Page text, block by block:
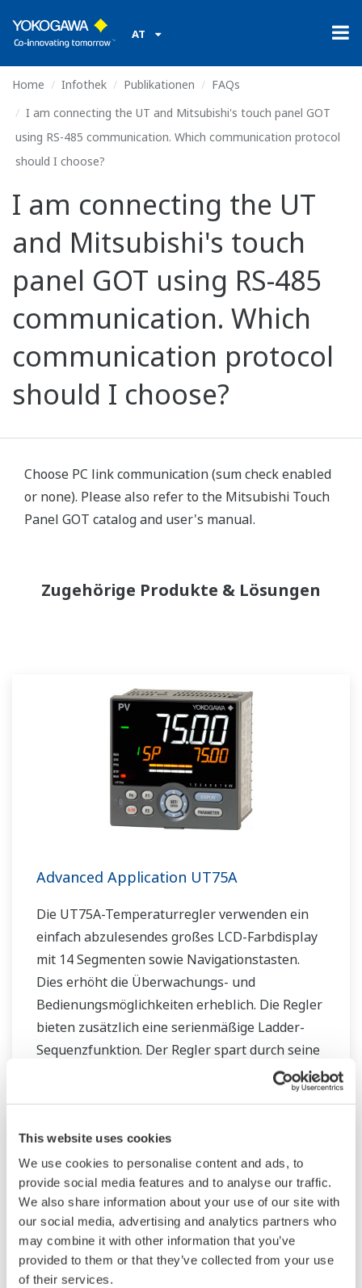
This website uses cookies
We use cookies to personalise content and ads, to
provide social media features and to analyse our traffic.
We also share information about your use of our site with
our social media, advertising and analytics partners who
may combine it with other information that you’ve
provided to them or that they’ve collected from your use
of their services.
AT
Home Infothek Publikationen
FAQs
I am connecting the UT and Mitsubishi's touch panel GOT
using RS-485 communication. Which communication protocol
should I choose?
I am connecting the UT
and Mitsubishi's touch
panel GOT using RS-485
communication. Which
communication protocol
should I choose?
Choose PC link communication (sum check enabled
or none). Please also refer to the Mitsubishi Touch
Panel GOT catalog and user's manual.
Zugehörige Produkte & Lösungen
Advanced Application UT75A
Die UT75A-Temperaturregler verwenden ein
einfach abzulesendes großes LCD-Farbdisplay
mit 14 Segmenten sowie Navigationstasten.
Dies erhöht die Überwachungs- und
Bedienungsmöglichkeiten erheblich. Die Regler
bieten zusätzlich eine serienmäßige Ladder-
Sequenzfunktion. Der Regler spart durch seine
geringe Tiefe Platz im Instrumentenpult.
die Ethernetkommunikation.